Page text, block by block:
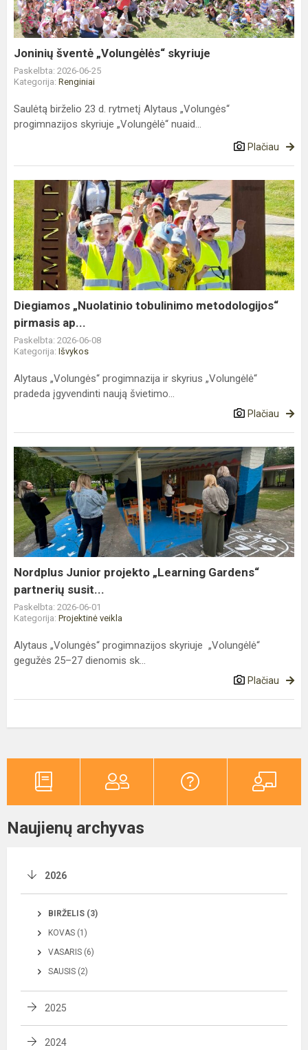
Joninių šventė „Volungėlės“ skyriuje
Paskelbta: 2026-06-25
Kategorija: Renginiai
Saulėtą birželio 23 d. rytmetį Alytaus „Volungės“
progimnazijos skyriuje „Volungėlė“ nuaid...
Plačiau
Diegiamos
„Nuolatinio
tobulinimo
metodologijos“
pirmasis
ap...
Diegiamos „Nuolatinio tobulinimo metodologijos“
pirmasis ap...
Paskelbta: 2026-06-08
Kategorija: Išvykos
Alytaus „Volungės“ progimnazija ir skyrius „Volungėlė“
pradeda įgyvendinti naują švietimo...
Plačiau
Nordplus
Junior
projekto
„Learning
Gardens“
partnerių
susit...
Nordplus Junior projekto „Learning Gardens“
partnerių susit...
Paskelbta: 2026-06-01
Kategorija: Projektinė veikla
Alytaus „Volungės“ progimnazijos skyriuje „Volungėlė“
gegužės 25–27 dienomis sk...
Plačiau
Naujienų archyvas
2026
BIRŽELIS (3)
KOVAS (1)
VASARIS (6)
SAUSIS (2)
2025
2024